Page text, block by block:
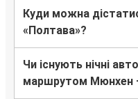
Куди можна
«Полтава»?
Чи існують нічні
маршрутом Мюнхен